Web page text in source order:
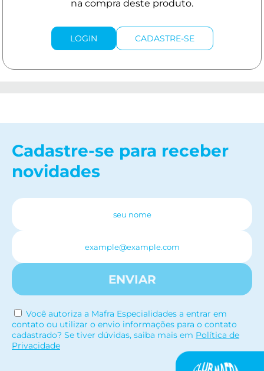
LOGIN CADASTRE-SE
Cadastre-se para receber
novidades
ENVIAR
Você autoriza a Mafra Especialidades a entrar em
contato ou utilizar o envio informações para o contato
cadastrado? Se tiver dúvidas, saiba mais em Política de
Privacidade